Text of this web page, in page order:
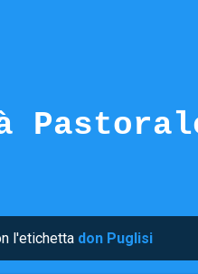
l'etichetta don Puglisi